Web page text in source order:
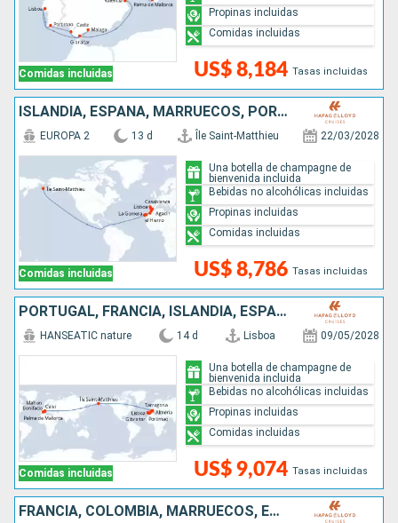
Comidas incluidas US$ 8,184 Tasas incluidas
Propinas incluidas
Comidas incluidas
ISLANDIA, ESPAÑA, MARRUECOS, PORTUGAL
Comidas incluidas
EUROPA 2 13 d Île Saint-Matthieu 22/03/2028
US$ 8,786 Tasas incluidas
Una botella de champagne de
bienvenida incluida
Bebidas no alcohólicas incluidas
Propinas incluidas
Comidas incluidas
PORTUGAL, FRANCIA, ISLANDIA, ESPAÑA
Comidas incluidas
HANSEATIC nature 14 d Lisboa 09/05/2028
US$ 9,074 Tasas incluidas
Una botella de champagne de
bienvenida incluida
Bebidas no alcohólicas incluidas
Propinas incluidas
Comidas incluidas
FRANCIA, COLOMBIA, MARRUECOS, ESPAÑA, PORTUGAL